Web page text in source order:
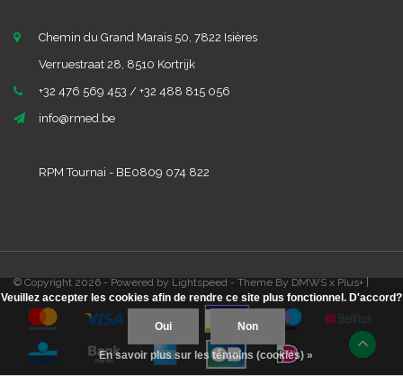
Chemin du Grand Marais 50, 7822 Isières
Verruestraat 28, 8510 Kortrijk
+32 476 569 453 / +32 488 815 056
info@rmed.be
RPM Tournai - BE0809 074 822
© Copyright 2026 - Powered by Lightspeed - Theme By DMWS x Plus+
Veuillez accepter les cookies afin de rendre ce site plus fonctionnel. D'accord?
Oui Non
En savoir plus sur les témoins (cookies) »